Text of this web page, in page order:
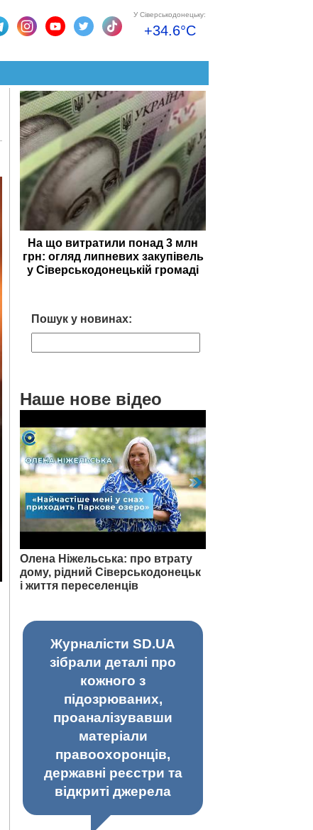
У Сіверськодонецьку:
+34.6°C
На що витратили понад 3 млн
грн: огляд липневих закупівель
у Сіверськодонецькій громаді
Пошук у новинах:
Наше нове відео
Олена Ніжельська: про втрату
дому, рідний Сіверськодонецьк
і життя переселенців
Журналісти SD.UA
зібрали деталі про
кожного з
підозрюваних,
проаналізувавши
матеріали
правоохоронців,
державні реєстри та
відкриті джерела